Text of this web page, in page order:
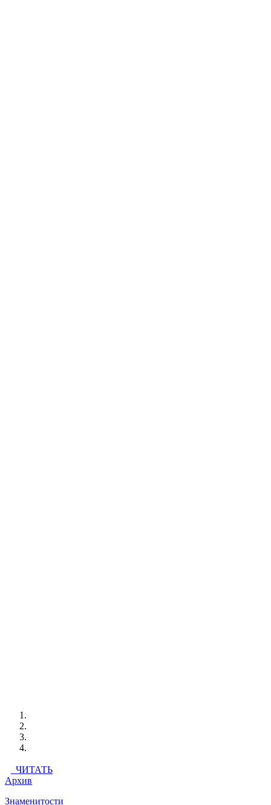
ЧИТАТЬ
Архив
Знаменитости